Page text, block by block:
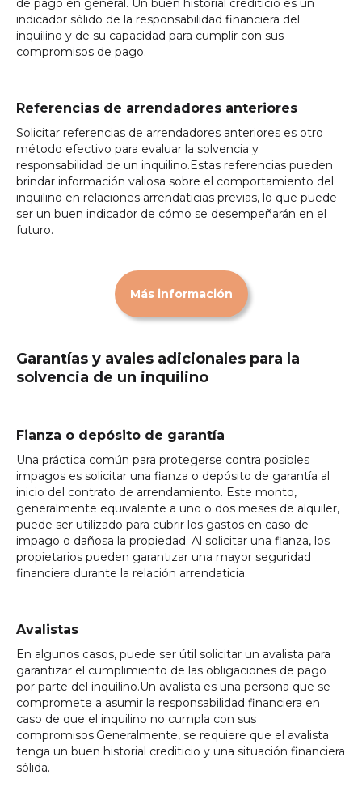
de pago en general. Un buen historial crediticio es un
indicador sólido de la responsabilidad financiera del
inquilino y de su capacidad para cumplir con sus
compromisos de pago.
Referencias de arrendadores anteriores
Solicitar referencias de arrendadores anteriores es otro
método efectivo para evaluar la solvencia y
responsabilidad de un inquilino.Estas referencias pueden
brindar información valiosa sobre el comportamiento del
inquilino en relaciones arrendaticias previas, lo que puede
ser un buen indicador de cómo se desempeñarán en el
futuro.
Más información
Garantías y avales adicionales para la
solvencia de un inquilino
Fianza o depósito de garantía
Una práctica común para protegerse contra posibles
impagos es solicitar una fianza o depósito de garantía al
inicio del contrato de arrendamiento. Este monto,
generalmente equivalente a uno o dos meses de alquiler,
puede ser utilizado para cubrir los gastos en caso de
impago o dañosa la propiedad. Al solicitar una fianza, los
propietarios pueden garantizar una mayor seguridad
financiera durante la relación arrendaticia.
Avalistas
En algunos casos, puede ser útil solicitar un avalista para
garantizar el cumplimiento de las obligaciones de pago
por parte del inquilino.Un avalista es una persona que se
compromete a asumir la responsabilidad financiera en
caso de que el inquilino no cumpla con sus
compromisos.Generalmente, se requiere que el avalista
tenga un buen historial crediticio y una situación financiera
sólida.